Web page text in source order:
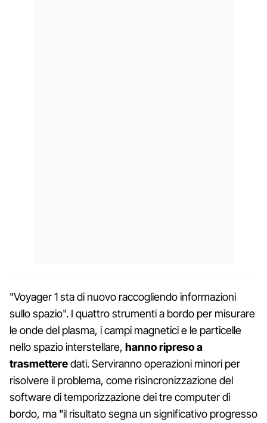
"Voyager 1 sta di nuovo raccogliendo informazioni
sullo spazio". I quattro strumenti a bordo per misurare
le onde del plasma, i campi magnetici e le particelle
nello spazio interstellare, hanno ripreso a
trasmetteredati. Serviranno operazioni minori per
risolvere il problema, come risincronizzazione del
software di temporizzazione dei tre computer di
bordo, ma "il risultato segna un significativo progresso